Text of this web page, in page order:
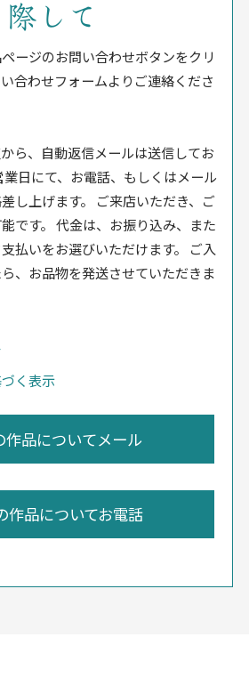
して
ージのお問い合わせボタンをクリ
合わせフォームよりご連絡くださ
ら、自動返信メールは送信してお
業日にて、お電話、もしくはメール
し上げます。 ご来店いただき、ご
です。 代金は、お振り込み、また
払いをお選びいただけます。 ご入
、お品物を発送させていただきま
く表示
作品についてお電話